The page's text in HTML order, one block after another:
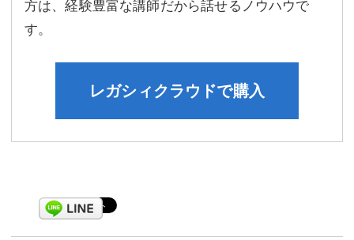
方は、経験豊富な講師だから話せるノウハウで
す。
レガシィクラウドで購入